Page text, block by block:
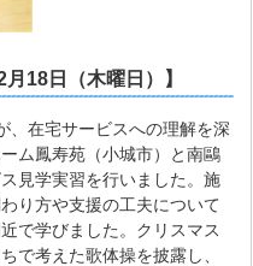
18日（木曜日）】
在宅サービスへの理解を深
ム鳳寿苑（小城市）と南鷗
見学実習を行いました。施
り方や支援の工夫について
で学びました。クリスマス
で考えた歌体操を披露し、